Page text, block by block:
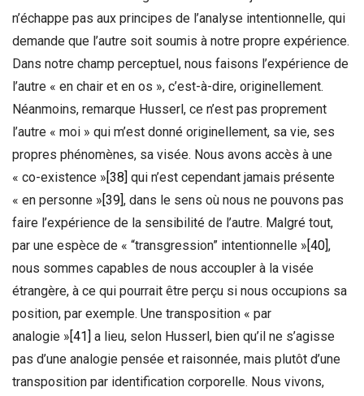
n’échappe pas aux principes de l’analyse intentionnelle, qui
demande que l’autre soit soumis à notre propre expérience.
Dans notre champ perceptuel, nous faisons l’expérience de
l’autre « en chair et en os », c’est-à-dire, originellement.
Néanmoins, remarque Husserl, ce n’est pas proprement
l’autre « moi » qui m’est donné originellement, sa vie, ses
propres phénomènes, sa visée. Nous avons accès à une
« co-existence » [38] qui n’est cependant jamais présente
« en personne » [39] , dans le sens où nous ne pouvons pas
faire l’expérience de la sensibilité de l’autre. Malgré tout,
par une espèce de « “transgression” intentionnelle » [40] ,
nous sommes capables de nous accoupler à la visée
étrangère, à ce qui pourrait être perçu si nous occupions sa
position, par exemple. Une transposition « par
analogie » [41] a lieu, selon Husserl, bien qu’il ne s’agisse
pas d’une analogie pensée et raisonnée, mais plutôt d’une
transposition par identification corporelle. Nous vivons,